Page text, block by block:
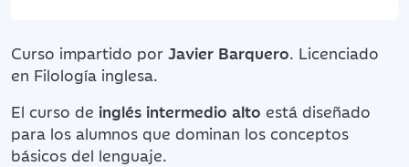
Curso impartido por Javier Barquero. Licenciado
en Filología inglesa.
El curso de inglés intermedio alto está diseñado
para los alumnos que dominan los conceptos
básicos del lenguaje.